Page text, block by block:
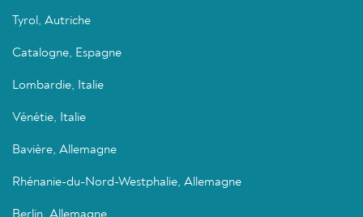
Tyrol, Autriche
Catalogne, Espagne
Lombardie, Italie
Vénétie, Italie
Bavière, Allemagne
Rhénanie-du-Nord-Westphalie, Allemagne